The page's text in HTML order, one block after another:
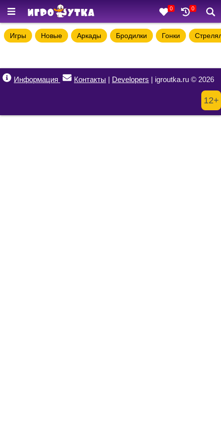
0 0
Игры Новые Аркады Бродилки Гонки
Информация Контакты | Developers | igroutka.ru © 2026
12+